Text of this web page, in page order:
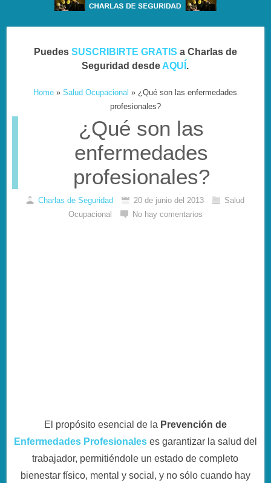
Puedes SUSCRIBIRTE GRATIS a Charlas de
Seguridad desde AQUÍ .
Home »Salud Ocupacional » ¿Qué son las enfermedades
profesionales?
¿Qué son las
enfermedades
profesionales?
Charlas de Seguridad 20 de junio del 2013
Salud
Ocupacional
No hay comentarios
El propósito esencial de la Prevención de
Enfermedades Profesionales es garantizar la salud del
trabajador, permitiéndole un estado de completo
bienestar físico, mental y social, y no sólo cuando hay